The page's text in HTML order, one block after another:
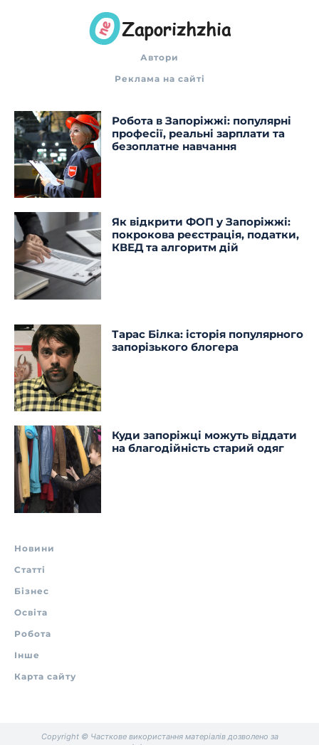
Автори
Реклама на сайті
Робота в Запоріжжі: популярні
професії, реальні зарплати та
безоплатне навчання
Як відкрити ФОП у Запоріжжі:
покрокова реєстрація, податки,
КВЕД та алгоритм дій
Тарас Білка: історія популярного
запорізького блогера
Куди запоріжці можуть віддати
на благодійність старий одяг
Новини
Статті
Бізнес
Освіта
Робота
Інше
Карта сайту
Copyright © Часткове використання матеріалів дозволено за